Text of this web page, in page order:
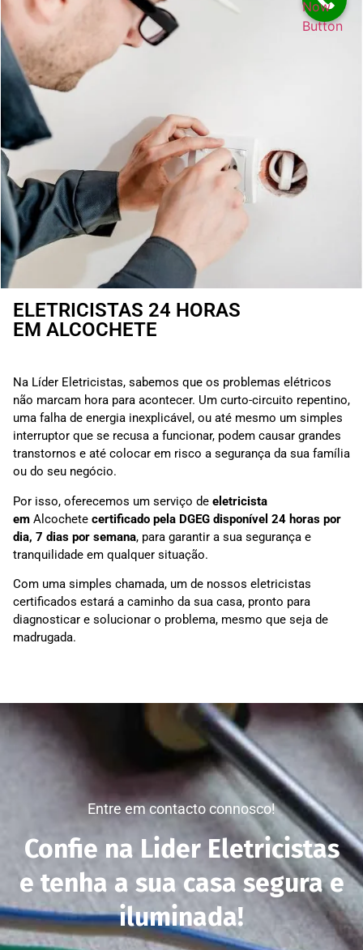
ELETRICISTAS 24 HORAS
EM ALCOCHETE
Na Líder Eletricistas, sabemos que os problemas elétricos
não marcam hora para acontecer. Um curto-circuito repentino,
uma falha de energia inexplicável, ou até mesmo um simples
interruptor que se recusa a funcionar, podem causar grandes
transtornos e até colocar em risco a segurança da sua família
ou do seu negócio.
Por isso, oferecemos um serviço de eletricista
em Alcochete certificado pela DGEG disponível 24 horas por
dia, 7 dias por semana, para garantir a sua segurança e
tranquilidade em qualquer situação.
Com uma simples chamada, um de nossos eletricistas
certificados estará a caminho da sua casa, pronto para
diagnosticar e solucionar o problema, mesmo que seja de
madrugada.
Entre em contacto connosco!
Confie na Lider Eletricistas
e tenha a sua casa segura e
iluminada!
Now
Button